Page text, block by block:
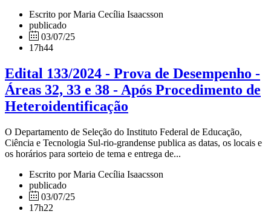
Escrito por Maria Cecília Isaacsson
publicado
03/07/25
17h44
Edital 133/2024 - Prova de Desempenho -
Áreas 32, 33 e 38 - Após Procedimento de
Heteroidentificação
O Departamento de Seleção do Instituto Federal de Educação,
Ciência e Tecnologia Sul-rio-grandense publica as datas, os locais e
os horários para sorteio de tema e entrega de...
Escrito por Maria Cecília Isaacsson
publicado
03/07/25
17h22